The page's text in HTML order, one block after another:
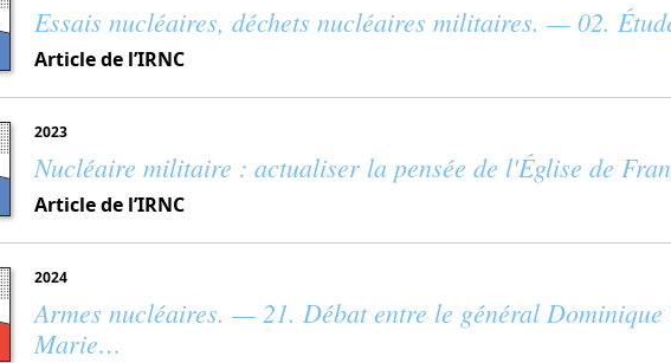
Essais nucléaires, déchets nucléaires militaires. — 02.
Article de l’IRNC
2023
Nucléaire militaire : actualiser la pensée de l'Église de
Article de l’IRNC
2024
Armes nucléaires. — 21. Débat entre le général Dominique
Marie…